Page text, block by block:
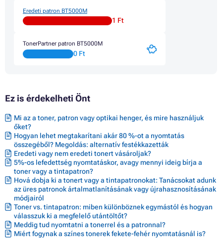
Eredeti patron BT5000M
1 Ft
TonerPartner patron BT5000M
0 Ft
Ez is érdekelheti Önt
Mi az a toner, patron vagy optikai henger, és mire használjuk
őket?
Hogyan lehet megtakarítani akár 80 %-ot a nyomtatás
összegéből? Megoldás: alternatív festékkazetták
Eredeti vagy nem eredeti tonert vásároljak?
5%-os lefedettség nyomtatáskor, avagy mennyi ideig bírja a
toner vagy a tintapatron?
Hová dobja ki a tonert vagy a tintapatronokat: Tanácsokat adunk
az üres patronok ártalmatlanításának vagy újrahasznosításának
módjairól
Toner vs. tintapatron: miben különböznek egymástól és hogyan
válasszuk ki a megfelelő utántöltőt?
Meddig tud nyomtatni a tonerrel és a patronnal?
Miért fogynak a színes tonerek fekete-fehér nyomtatásnál is?